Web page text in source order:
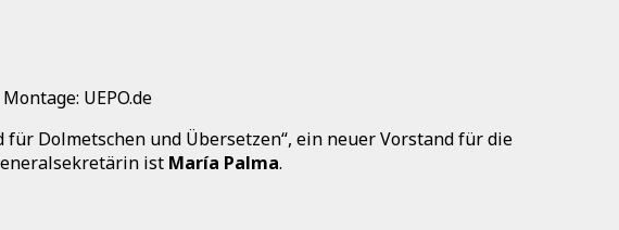
UEPO.de
für Dolmetschen und Übersetzen“, ein neuer Vorstand für die
ist María Palma.